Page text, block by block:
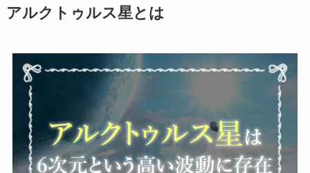
アルクトゥルス星とは